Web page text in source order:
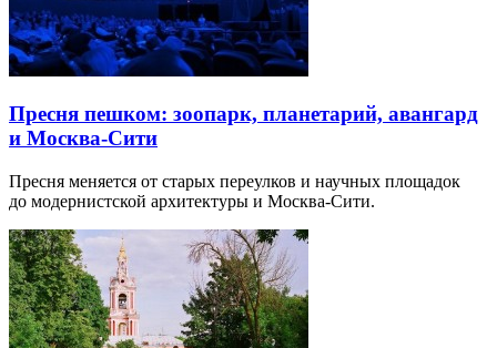
Пресня пешком: зоопарк, планетарий, авангард
и Москва-Сити
Пресня меняется от старых переулков и научных площадок
до модернистской архитектуры и Москва-Сити.